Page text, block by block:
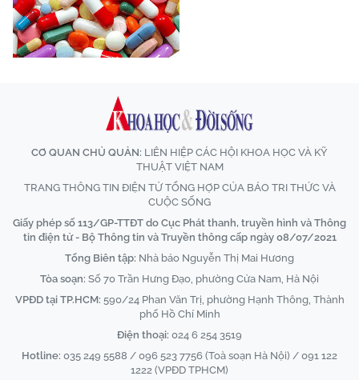
CƠ QUAN CHỦ QUẢN: LIÊN HIỆP CÁC HỘI KHOA HỌC VÀ KỸ
THUẬT VIỆT NAM
TRANG THÔNG TIN ĐIỆN TỬ TỔNG HỢP CỦA BÁO TRI THỨC VÀ
CUỘC SỐNG
Giấy phép số 113/GP-TTĐT do Cục Phát thanh, truyền hình và Thông
tin điện tử - Bộ Thông tin và Truyền thông cấp ngày 08/07/2021
Tổng Biên tập: Nhà báo Nguyễn Thị Mai Hương
Tòa soạn: Số 70 Trần Hưng Đạo, phường Cửa Nam, Hà Nội
VPĐD tại TP.HCM: 590/24 Phan Văn Trị, phường Hạnh Thông, Thành
phố Hồ Chí Minh
Điện thoại: 024 6 254 3519
Hotline: 035 249 5588 / 096 523 7756 (Toà soạn Hà Nội) / 091 122
1222 (VPĐD TPHCM)